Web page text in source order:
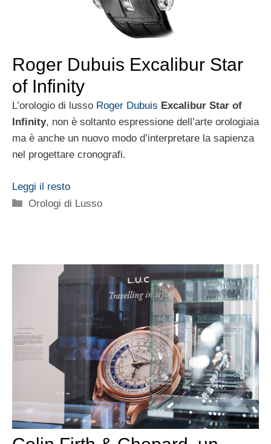
Roger Dubuis Excalibur Star
of Infinity
L’orologio di lusso Roger Dubuis Excalibur Star of
Infinity, non è soltanto espressione dell’arte orologiaia
ma è anche un nuovo modo d’interpretare la sapienza
nel progettare cronografi.
Leggi il resto
Categorie
Orologi di Lusso